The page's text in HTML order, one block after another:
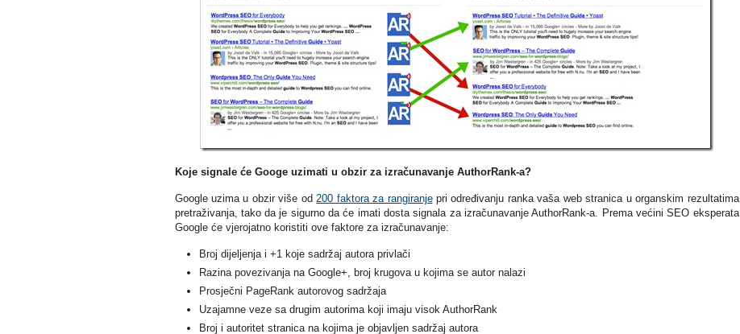
Koje signale će Googe uzimati u obzir za izračunavanje AuthorRank-a?
Google uzima u obzir više od200 faktora za rangiranjepri određivanju ranka vaša web stranica u organskim rezultatima
pretraživanja, tako da je sigurno da će imati dosta signala za izračunavanje AuthorRank-a. Prema većini SEO eksperata
Google će vjerojatno koristiti ove faktore za izračunavanje:
Broj dijeljenja i +1 koje sadržaj autora privlači
Razina povezivanja na Google+, broj krugova u kojima se autor nalazi
Prosječni PageRank autorovog sadržaja
Uzajamne veze sa drugim autorima koji imaju visok AuthorRank
Broj i autoritet stranica na kojima je objavljen sadržaj autora